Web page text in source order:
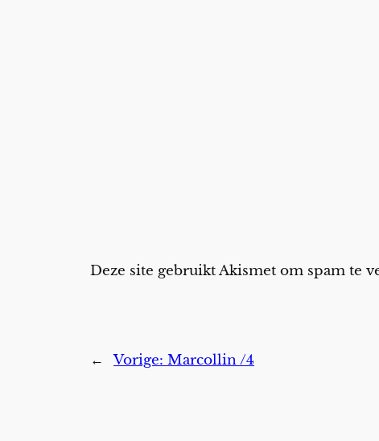
Deze site gebruikt Akismet om spam te
← Vorige: Marcollin /4